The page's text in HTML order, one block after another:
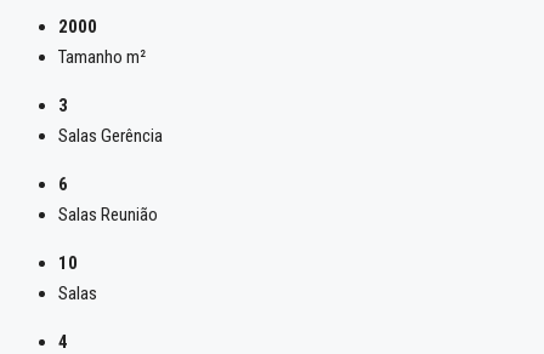
2000
Tamanho m²
3
Salas Gerência
6
Salas Reunião
10
Salas
4